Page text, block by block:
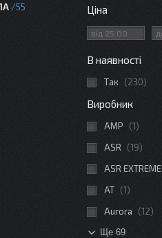
55 Ціна
В наявності
Так 230
Виробник
AMP
1
ASR
19
ASR EXTREME
AT
1
Aurora
12
Ще 69